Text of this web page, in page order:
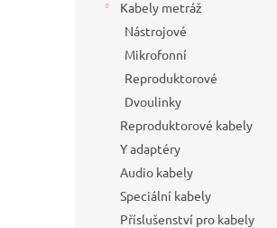
Kabely metráž
Nástrojové
Mikrofonní
Reproduktorové
Dvoulinky
Reproduktorové kabely
Y adaptéry
Audio kabely
Speciální kabely
Příslušenství pro kabely